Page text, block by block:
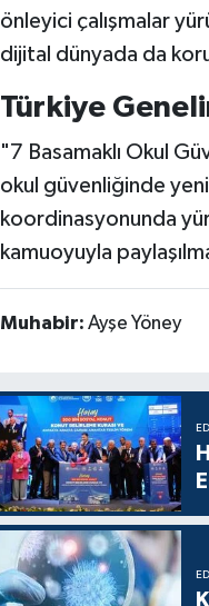
önleyici çalışmalar
dijital dünyada da
Türkiye
"7 Basamaklı Okul
okul güvenliğinde yeni
koordinasyonunda
kamuoyuyla
Muhabir: Ayşe Yöney